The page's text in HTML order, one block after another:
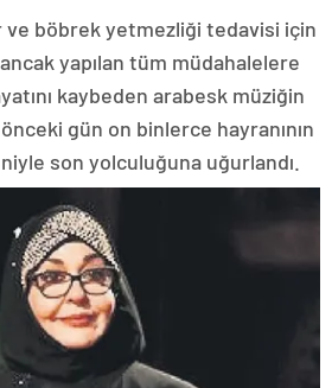
ve böbrek yetmezliği tedavisi için
yapılan tüm müdahalelere
kaybeden arabesk müziğin
gün on binlerce hayranının
son yolculuğuna uğurlandı.